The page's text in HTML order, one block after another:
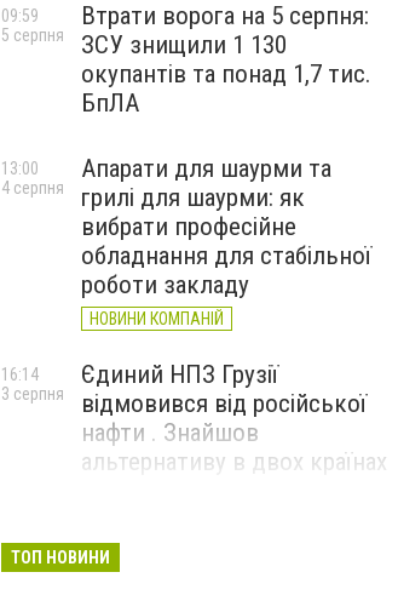
Втрати ворога на 5 серпня:
ЗСУ знищили 1 130
окупантів та понад 1,7 тис.
БпЛА
09:59
5 серпня
Апарати для шаурми та
грилі для шаурми: як
вибрати професійне
обладнання для стабільної
роботи закладу
НОВИНИ КОМПАНІЙ
13:00
4 серпня
Єдиний НПЗ Грузії
відмовився від російської
нафти . Знайшов
альтернативу в двох країнах
16:14
3 серпня
ЗСУ на Wildberries . 200 млрд
3 серпня
ТОП НОВИНИ